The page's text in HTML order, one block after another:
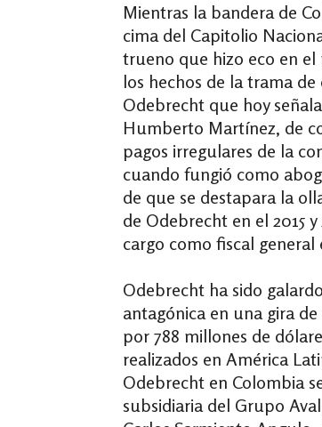
Mientras la bandera de
cima del Capitolio
trueno que hizo eco en
los hechos de la trama
Odebrecht que hoy
Humberto Martínez, de
pagos irregulares de la
cuando fungió como
de que se destapara la
de Odebrecht en el 2015
cargo como fiscal general
Odebrecht ha sido
antagónica en una gira
por 788 millones de
realizados en América
Odebrecht en Colombia
subsidiaria del Grupo